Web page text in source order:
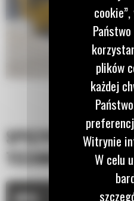
SPECYFIKACJA
TECHNICZNA
plików
każdej
Witrynie
W celu